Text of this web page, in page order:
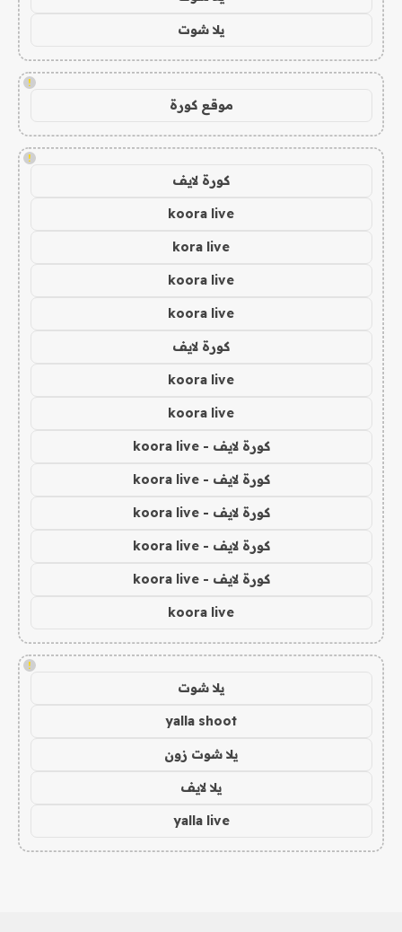
يلا شوت
!
موقع كورة
!
كورة لايف
koora live
kora live
koora live
koora live
كورة لايف
koora live
koora live
كورة لايف - koora live
كورة لايف - koora live
كورة لايف - koora live
كورة لايف - koora live
كورة لايف - koora live
koora live
!
يلا شوت
yalla shoot
يلا شوت زون
يلا لايف
yalla live